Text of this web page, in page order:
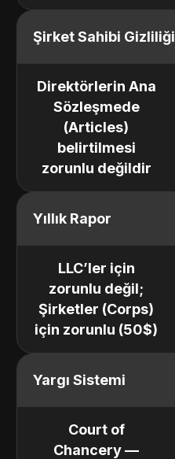
Şirket Sahibi Gizliliği
Direktörlerin Ana
Sözleşmede
(Articles)
belirtilmesi
zorunlu değildir
Yıllık Rapor
LLC’ler için
zorunlu değil;
Şirketler (Corps)
için zorunlu (50$)
Yargı Sistemi
Court of
Chancery —